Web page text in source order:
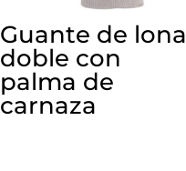
Guante de lona
doble con
palma de
carnaza